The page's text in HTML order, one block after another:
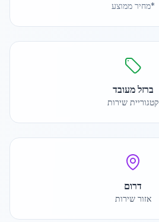
*מחיר ממוצע
ברזל מעובד
קטגוריית שירות
דרום
אזור שירות